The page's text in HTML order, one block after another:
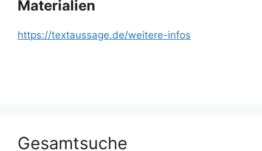
Materialien
https://textaussage.de/weitere-infos
Gesamtsuche